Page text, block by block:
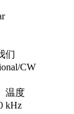
们
CW
温度
kHz